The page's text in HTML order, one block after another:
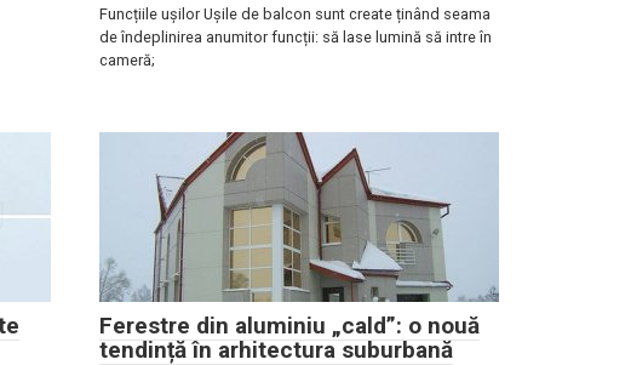
Funcțiile ușilor Ușile de balcon sunt create ținând seama
de îndeplinirea anumitor funcții: să lase lumină să intre în
cameră;
Ferestre din aluminiu „cald”: o nouă
tendință în arhitectura suburbană